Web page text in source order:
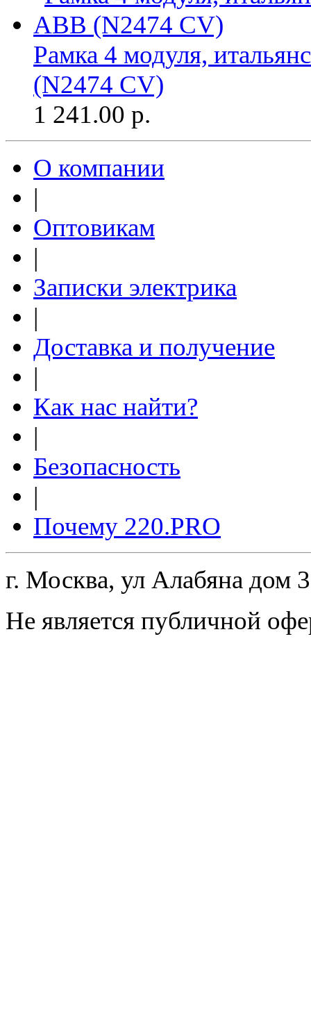
Рамка 4 модуля,
(N2474 CV)
1 241.00 р.
О компании
|
Оптовикам
|
Записки электрика
|
Доставка и получение
|
Как нас найти?
|
Безопасность
|
Почему 220.PRO
г. Москва, ул Алабяна дом
Не является публичной